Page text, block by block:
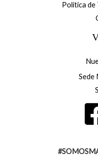
Política
Sede